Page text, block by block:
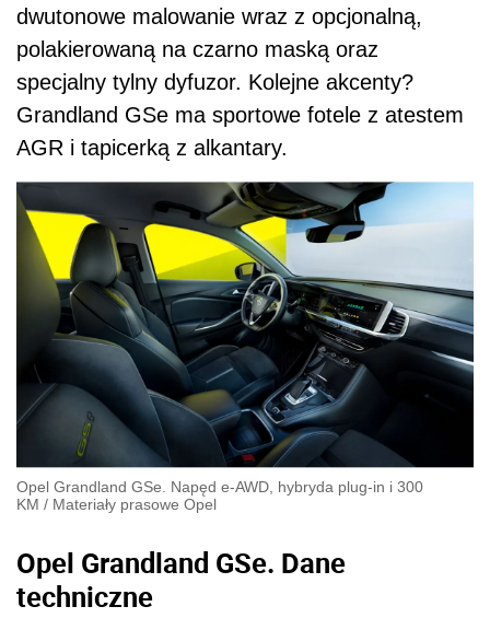
dwutonowe malowanie wraz z opcjonalną,
polakierowaną na czarno maską oraz
specjalny tylny dyfuzor. Kolejne akcenty?
Grandland GSe ma sportowe fotele z atestem
AGR i tapicerką z alkantary.
Opel Grandland GSe. Napęd e-AWD, hybryda plug-in i 300
KM / Materiały prasowe Opel
Opel Grandland GSe. Dane
techniczne